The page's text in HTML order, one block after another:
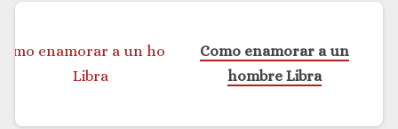
Como enamorar a un
hombre Libra